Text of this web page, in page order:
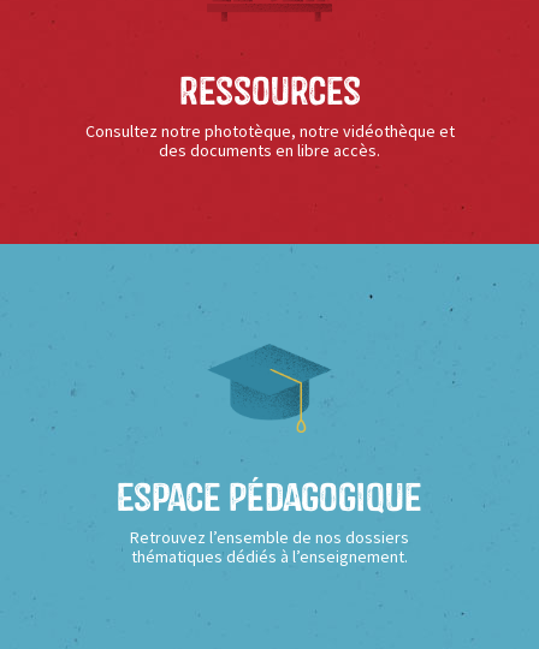
Ressources
Consultez notre phototèque, notre vidéothèque et
des documents en libre accès.
Espace Pédagogique
Retrouvez l’ensemble de nos dossiers
thématiques dédiés à l’enseignement.